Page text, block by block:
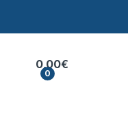
0
0,00€